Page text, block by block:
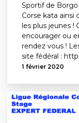
Sportif de Borgo
Corse kata ainsi
les plus jeunes !
encourager ou
rendez vous !
site fédéral :
1 février 2020